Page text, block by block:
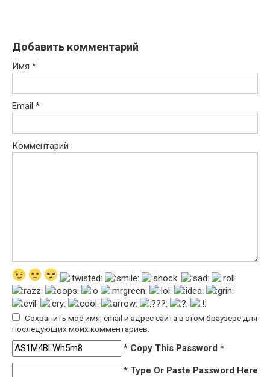
Добавить комментарий
Имя *
Email *
Комментарий
Сохранить моё имя, email и адрес сайта в этом браузере для
последующих моих комментариев.
* Copy This Password *
* Type Or Paste Password Here